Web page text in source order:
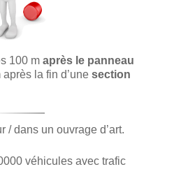
100 maprès le panneau
la fin d’une section
/ dans un ouvrage d’art.
véhicules avec trafic